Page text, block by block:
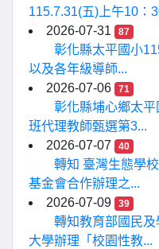
115.7.31(五)上午10：
2026-07-31
87
彰化縣太平國小
以及各年級導師...
2026-07-06
71
彰化縣埔心鄉太
班代理教師甄選第3...
2026-07-07
40
轉知 臺灣生態學
基金會合作辦理之...
2026-07-09
39
轉知教育部國民
大學辦理「校園性教...